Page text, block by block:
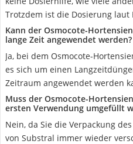
Trotzdem ist die Dosierung
Kann der Osmocote-
lange Zeit angewendet werden?
Ja, bei dem Osmocote-
es sich um einen
Zeitraum angewendet werden
Muss der Osmocote-
ersten Verwendung umgefüllt
Nein, da Sie die Verpackung
von Substral immer wieder